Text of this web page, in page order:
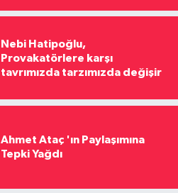
Nebi Hatipoğlu,
Provakatörlere karşı
tavrımızda tarzımızda değişir
Ahmet Ataç 'ın Paylaşımına
Tepki Yağdı